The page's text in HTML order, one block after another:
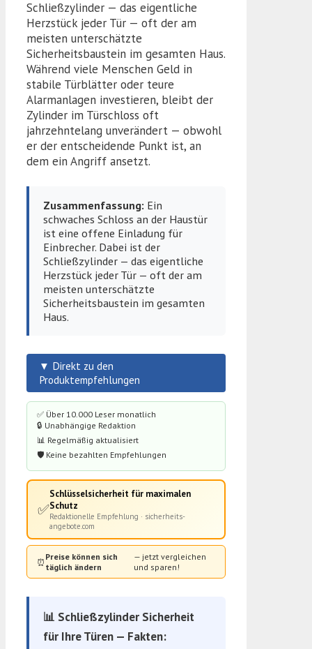
Schließzylinder — das eigentliche
Herzstück jeder Tür — oft der am
meisten unterschätzte
Sicherheitsbaustein im gesamten Haus.
Während viele Menschen Geld in
stabile Türblätter oder teure
Alarmanlagen investieren, bleibt der
Zylinder im Türschloss oft
jahrzehntelang unverändert — obwohl
er der entscheidende Punkt ist, an
dem ein Angriff ansetzt.
Zusammenfassung: Ein
schwaches Schloss an der Haustür
ist eine offene Einladung für
Einbrecher. Dabei ist der
Schließzylinder — das eigentliche
Herzstück jeder Tür — oft der am
meisten unterschätzte
Sicherheitsbaustein im gesamten
Haus.
▼ Direkt zu den
Produktempfehlungen
✅ Über 10.000 Leser monatlich
🔒 Unabhängige Redaktion
📊 Regelmäßig aktualisiert
🛡️ Keine bezahlten Empfehlungen
✅
Schlüsselsicherheit für maximalen
Schutz
Redaktionelle Empfehlung · sicherheits-
angebote.com
⏰ Preise können sich
täglich ändern
— jetzt vergleichen
und sparen!
📊 Schließzylinder Sicherheit
für Ihre Türen — Fakten: